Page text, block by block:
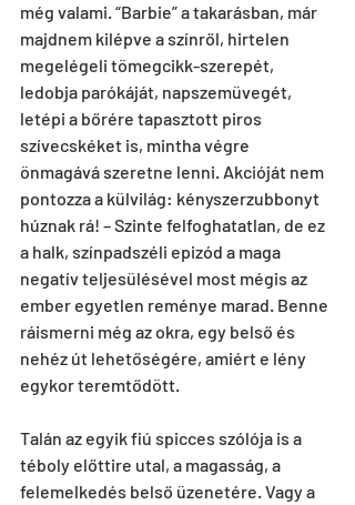
még valami. “Barbie” a takarásban, már
majdnem kilépve a színről, hirtelen
megelégeli tömegcikk-szerepét,
ledobja parókáját, napszemüvegét,
letépi a bőrére tapasztott piros
szívecskéket is, mintha végre
önmagává szeretne lenni. Akcióját nem
pontozza a külvilág: kényszerzubbonyt
húznak rá! – Szinte felfoghatatlan, de ez
a halk, színpadszéli epizód a maga
negatív teljesülésével most mégis az
ember egyetlen reménye marad. Benne
ráismerni még az okra, egy belső és
nehéz út lehetőségére, amiért e lény
egykor teremtődött.
Talán az egyik fiú spicces szólója is a
téboly előttire utal, a magasság, a
felemelkedés belső üzenetére. Vagy a